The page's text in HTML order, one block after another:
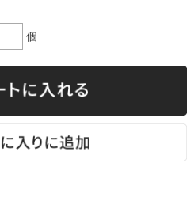
個